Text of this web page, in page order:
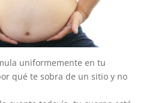
uniformemente en tu
qué te sobra de un sitio y no